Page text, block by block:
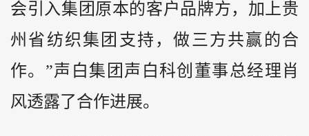
会引入集团原本的客户品牌方，加上贵
州省纺织集团支持，做三方共赢的合
作。”声白集团声白科创董事总经理肖
风透露了合作进展。